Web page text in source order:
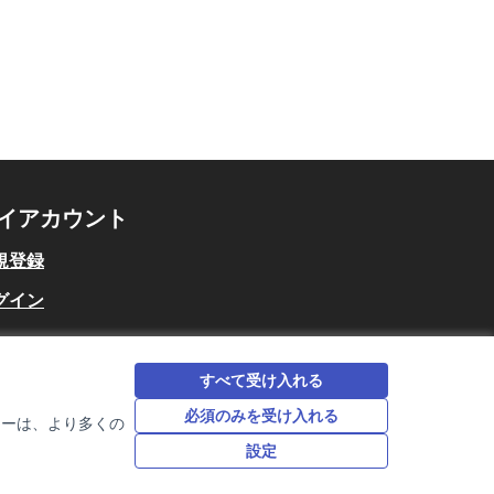
は、より多くの
すべて受け入れる
必須のみを受け入れる
設定
アカウント
登録
イン